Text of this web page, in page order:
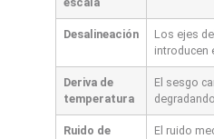
Desalineación
Los ejes
introducen
Deriva de
temperatura
El sesgo
Ruido de
El ruido